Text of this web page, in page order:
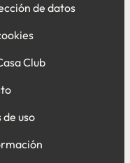
de datos
Club
uso